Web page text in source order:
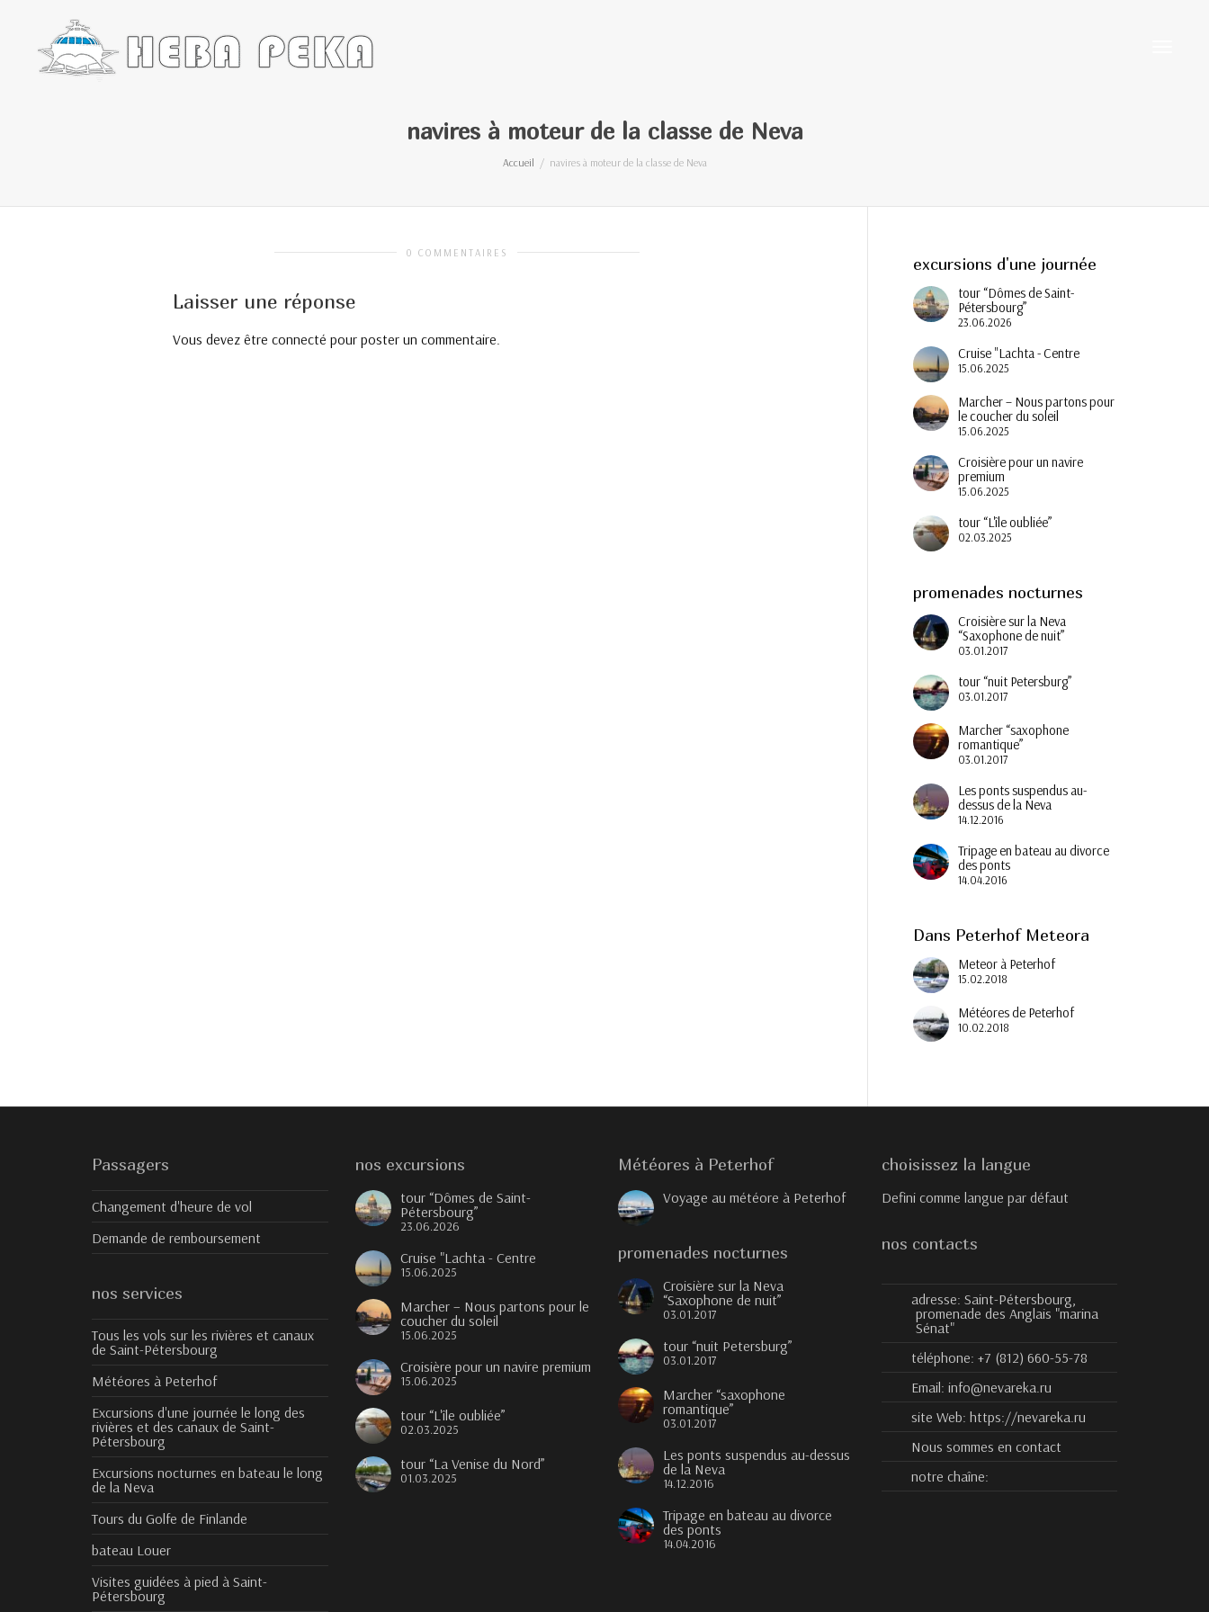
navires à moteur de la classe de Neva
Accueil navires à moteur de la classe de Neva
0 COMMENTAIRES
Laisser une réponse
Vous devez être connecté pour poster un commentaire.
excursions d'une journée
tour “Dômes de Saint-
Pétersbourg”
23.06.2026
Cruise "Lachta - Centre
15.06.2025
Marcher – Nous partons pour
le coucher du soleil
15.06.2025
Croisière pour un navire
premium
15.06.2025
tour “L'île oubliée”
02.03.2025
promenades nocturnes
Croisière sur la Neva
“Saxophone de nuit”
03.01.2017
tour “nuit Petersburg”
03.01.2017
Marcher “saxophone
romantique”
03.01.2017
Les ponts suspendus au-
dessus de la Neva
14.12.2016
Tripage en bateau au divorce
des ponts
14.04.2016
Dans Peterhof Meteora
Meteor à Peterhof
15.02.2018
Météores de Peterhof
10.02.2018
Passagers
Changement d'heure de vol
Demande de remboursement
nos services
Tous les vols sur les rivières et canaux
de Saint-Pétersbourg
Météores à Peterhof
Excursions d'une journée le long des
rivières et des canaux de Saint-
Pétersbourg
Excursions nocturnes en bateau le long
de la Neva
Tours du Golfe de Finlande
bateau Louer
Visites guidées à pied à Saint-
Pétersbourg
nos excursions
tour “Dômes de Saint-
Pétersbourg”
23.06.2026
Cruise "Lachta - Centre
15.06.2025
Marcher – Nous partons pour le
coucher du soleil
15.06.2025
Croisière pour un navire premium
15.06.2025
tour “L'île oubliée”
02.03.2025
tour “La Venise du Nord”
01.03.2025
Météores à Peterhof
Voyage au météore à Peterhof
promenades nocturnes
Croisière sur la Neva
“Saxophone de nuit”
03.01.2017
tour “nuit Petersburg”
03.01.2017
Marcher “saxophone
romantique”
03.01.2017
Les ponts suspendus au-dessus
de la Neva
14.12.2016
Tripage en bateau au divorce
des ponts
14.04.2016
choisissez la langue
Defini comme langue par défaut
nos contacts
adresse:Saint-Pétersbourg,
promenade des Anglais "marina
Sénat"
téléphone:+7 (812) 660-55-78
Email:info@nevareka.ru
site Web:https://nevareka.ru
Nous sommes en contact
notre chaîne: